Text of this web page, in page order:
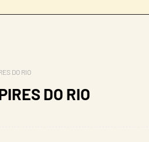
DO RIO
DO RIO